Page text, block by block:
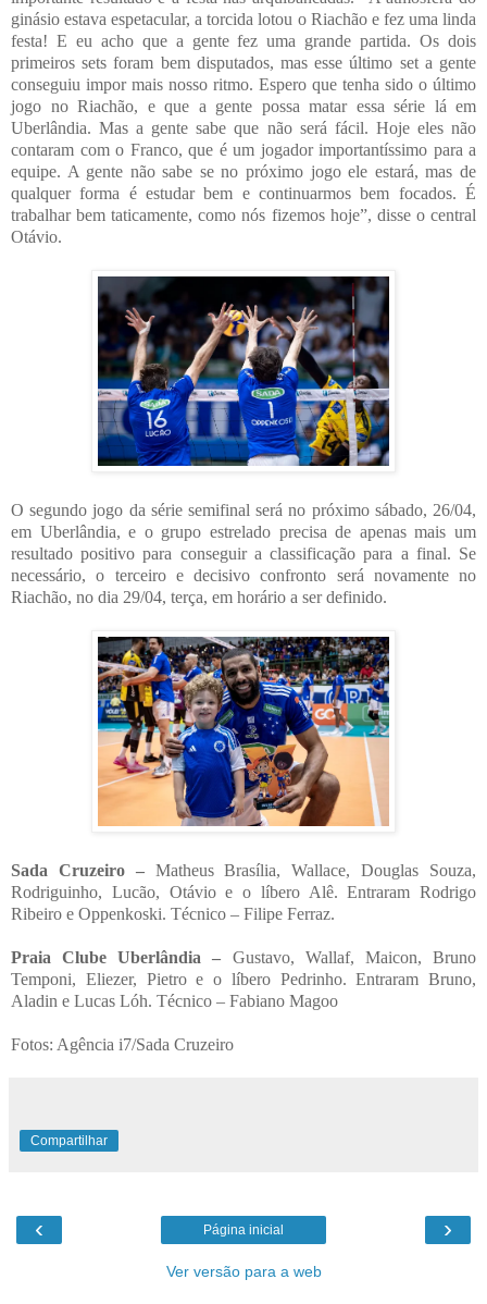
ginásio estava espetacular, a torcida lotou o Riachão e fez uma linda
festa! E eu acho que a gente fez uma grande partida. Os dois
primeiros sets foram bem disputados, mas esse último set a gente
conseguiu impor mais nosso ritmo. Espero que tenha sido o último
jogo no Riachão, e que a gente possa matar essa série lá em
Uberlândia. Mas a gente sabe que não será fácil. Hoje eles não
contaram com o Franco, que é um jogador importantíssimo para a
equipe. A gente não sabe se no próximo jogo ele estará, mas de
qualquer forma é estudar bem e continuarmos bem focados. É
trabalhar bem taticamente, como nós fizemos hoje”, disse o central
Otávio.
O segundo jogo da série semifinal será no próximo sábado, 26/04,
em Uberlândia, e o grupo estrelado precisa de apenas mais um
resultado positivo para conseguir a classificação para a final. Se
necessário, o terceiro e decisivo confronto será novamente no
Riachão, no dia 29/04, terça, em horário a ser definido.
Sada Cruzeiro – Matheus Brasília, Wallace, Douglas Souza,
Rodriguinho, Lucão, Otávio e o líbero Alê. Entraram Rodrigo
Ribeiro e Oppenkoski. Técnico – Filipe Ferraz.
Praia Clube Uberlândia – Gustavo, Wallaf, Maicon, Bruno
Temponi, Eliezer, Pietro e o líbero Pedrinho. Entraram Bruno,
Aladin e Lucas Lóh. Técnico – Fabiano Magoo
Fotos: Agência i7/Sada Cruzeiro
Compartilhar
‹ ›
Página inicial
Ver versão para a web